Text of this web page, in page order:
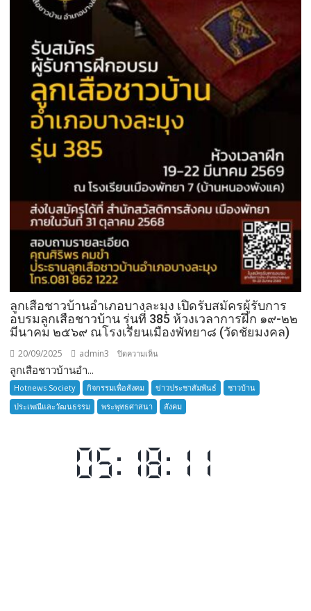
ลูกเสือชาวบ้านอำเภอบางละมุง เปิดรับสมัครผู้รับการ
อบรมลูกเสือชาวบ้าน รุ่นที่ 385 ห้วงเวลาการฝึก ๑๙-๒๒
มีนาคม ๒๕๖๙ ณโรงเรียนเมืองพัทยา๘ (วัดชัยมงคล)
20/09/2025 admin3 ปิดความเห็น
เสือ
ชาว
บ้าน
เปิด
รับ
ลูกเสือชาวบ้านอำ...
Hotnews Society กิจกรรมเพื่อสังคม ข่าวประชาสัมพันธ์
ชาวบ้าน
ประเพณีและวัฒนธรรม
พระพุทธศาสนา สังคม